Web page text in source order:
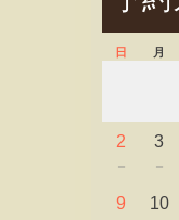
日 月
2
－
3
－
9 10